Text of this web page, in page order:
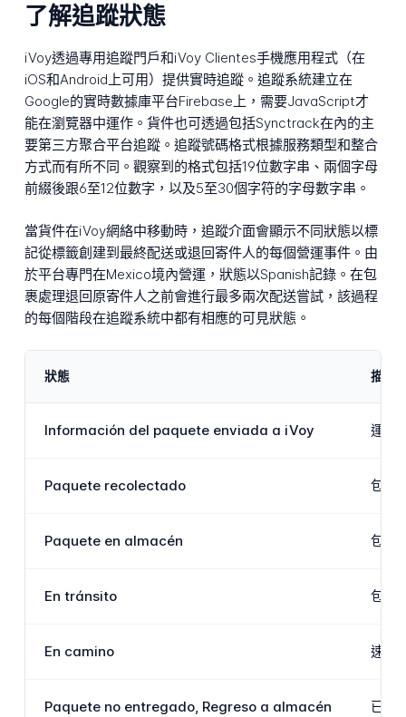
了解追蹤狀態
iVoy透過專用追蹤門戶和iVoy Clientes手機應用程式（在
iOS和Android上可用）提供實時追蹤。追蹤系統建立在
Google的實時數據庫平台Firebase上，需要JavaScript才
能在瀏覽器中運作。貨件也可透過包括Synctrack在內的主
要第三方聚合平台追蹤。追蹤號碼格式根據服務類型和整合
方式而有所不同。觀察到的格式包括19位數字串、兩個字母
前綴後跟6至12位數字，以及5至30個字符的字母數字串。
當貨件在iVoy網絡中移動時，追蹤介面會顯示不同狀態以標
記從標籤創建到最終配送或退回寄件人的每個營運事件。由
於平台專門在Mexico境內營運，狀態以Spanish記錄。在包
裹處理退回原寄件人之前會進行最多兩次配送嘗試，該過程
的每個階段在追蹤系統中都有相應的可見狀態。
狀態 描述
Información del paquete enviada a iVoy 運輸
Paquete recolectado 包裹
Paquete en almacén 包裹
En tránsito 包裹
En camino 速遞
Paquete no entregado, Regreso a almacén 已進